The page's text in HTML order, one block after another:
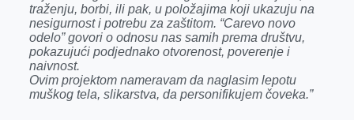
traženju, borbi, ili pak, u položajima koji ukazuju na
nesigurnost i potrebu za zaštitom. “Carevo novo
odelo” govori o odnosu nas samih prema društvu,
pokazujući podjednako otvorenost, poverenje i
naivnost.
Ovim projektom nameravam da naglasim lepotu
muškog tela, slikarstva, da personifikujem čoveka.”